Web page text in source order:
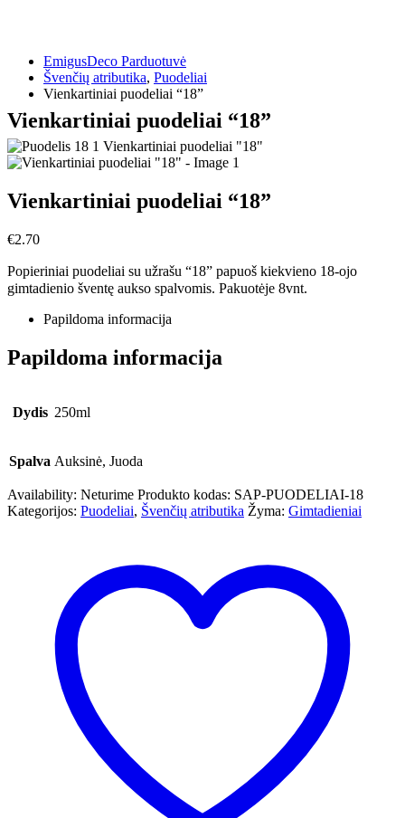
EmigusDeco Parduotuvė
Švenčių atributika, Puodeliai
Vienkartiniai puodeliai “18”
Vienkartiniai puodeliai “18”
Vienkartiniai puodeliai “18”
€2.70
Popieriniai puodeliai su užrašu “18” papuoš kiekvieno 18-ojo
gimtadienio šventę aukso spalvomis. Pakuotėje 8vnt.
Papildoma informacija
Papildoma informacija
Dydis 250ml
Spalva Auksinė, Juoda
Availability: Neturime Produkto kodas: SAP-PUODELIAI-18
Kategorijos: Puodeliai, Švenčių atributika Žyma: Gimtadieniai